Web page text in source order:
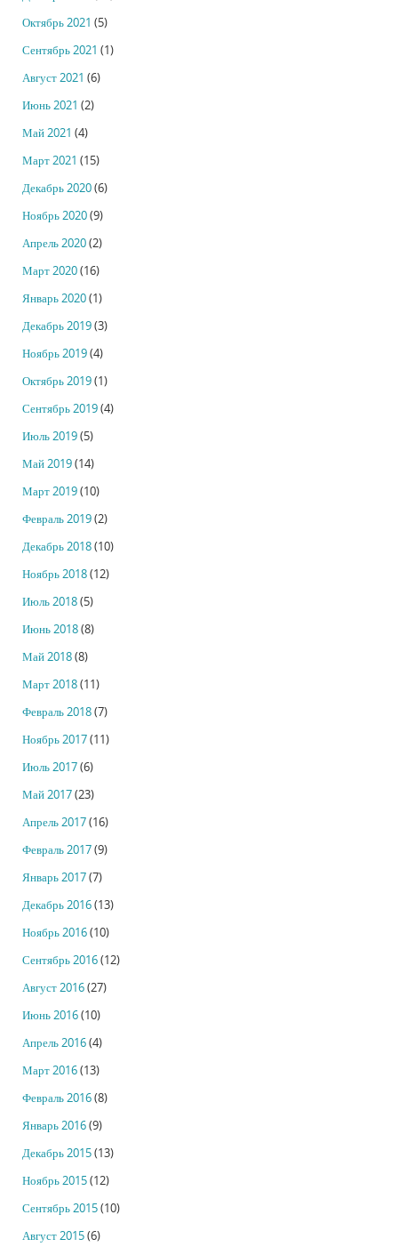
Октябрь 2021 (5)
Сентябрь 2021 (1)
Август 2021 (6)
Июнь 2021 (2)
Май 2021 (4)
Март 2021 (15)
Декабрь 2020(6)
Ноябрь 2020(9)
Апрель 2020(2)
Март 2020(16)
Январь 2020(1)
Декабрь 2019(3)
Ноябрь 2019(4)
Октябрь 2019(1)
Сентябрь 2019(4)
Июль 2019(5)
Май 2019(14)
Март 2019(10)
Февраль 2019(2)
Декабрь 2018(10)
Ноябрь 2018(12)
Июль 2018(5)
Июнь 2018(8)
Май 2018(8)
Март 2018(11)
Февраль 2018(7)
Ноябрь 2017(11)
Июль 2017(6)
Май 2017(23)
Апрель 2017(16)
Февраль 2017(9)
Январь 2017(7)
Декабрь 2016(13)
Ноябрь 2016(10)
Сентябрь 2016(12)
Август 2016(27)
Июнь 2016(10)
Апрель 2016(4)
Март 2016(13)
Февраль 2016(8)
Январь 2016(9)
Декабрь 2015(13)
Ноябрь 2015(12)
Сентябрь 2015(10)
Август 2015(6)